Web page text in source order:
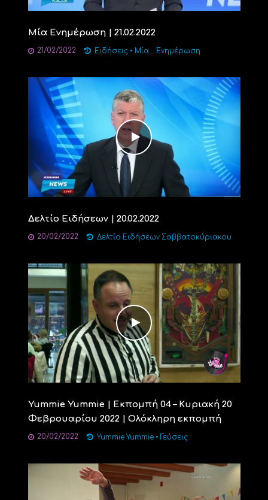
Μία Ενημέρωση | 21.02.2022
21/02/2022 Ειδήσεις • Μία... Ενημέρωση
Δελτίο Ειδήσεων | 20.02.2022
20/02/2022 Δελτίο Ειδήσεων Σαββατοκύριακου
Yummie Yummie | Εκπομπή 04 – Κυριακή 20
Φεβρουαρίου 2022 | Ολόκληρη εκπομπή
20/02/2022 Yummie Yummie • Γεύσεις